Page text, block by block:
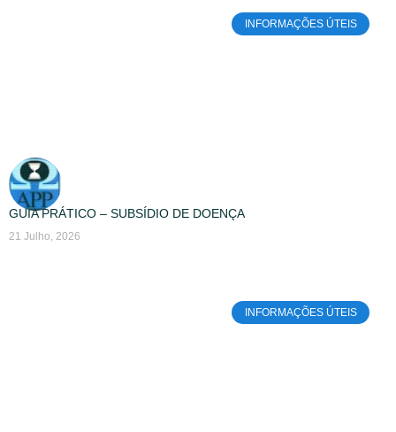
INFORMAÇÕES ÚTEIS
GUIA PRÁTICO – SUBSÍDIO DE DOENÇA
21 Julho, 2026
INFORMAÇÕES ÚTEIS